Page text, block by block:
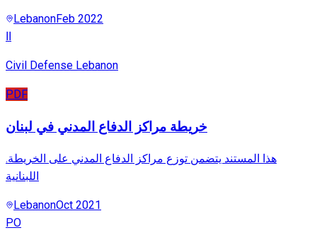
LebanonFeb 2022
اا
Civil Defense Lebanon
PDF
خريطة مراكز الدفاع المدني في لبنان
.هذا المستند يتضمن توزع مراكز الدفاع المدني على الخريطة
اللبنانية
LebanonOct 2021
PO